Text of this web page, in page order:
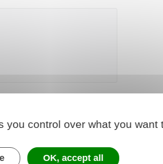
you control over what you want
OK, accept all